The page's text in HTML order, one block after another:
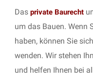
Das private Baurecht
um das Bauen. Wenn
haben, können Sie
wenden. Wir stehen
und helfen Ihnen bei